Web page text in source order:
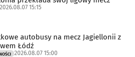
2026.08.07 15:15
autobusy na mecz Jagiellonii z
Łódź
2026.08.07 15:00